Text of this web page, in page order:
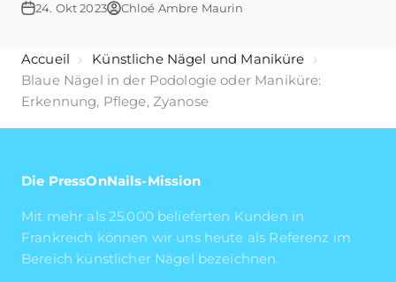
24. Okt 2023 Chloé Ambre Maurin
Accueil
Künstliche Nägel und Maniküre
Blaue Nägel in der Podologie oder Maniküre:
Erkennung, Pflege, Zyanose
Die PressOnNails-Mission
Mit mehr als 25.000 belieferten Kunden in
Frankreich können wir uns heute als Referenz im
Bereich künstlicher Nägel bezeichnen.